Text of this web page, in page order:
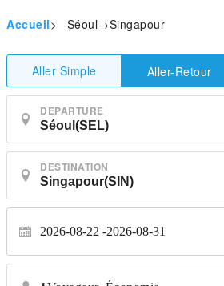
Accueil> Séoul→Singapour
Aller Simple Aller-Retour
DEPARTURE
DESTINATION
2026-08-22 2026-08-31